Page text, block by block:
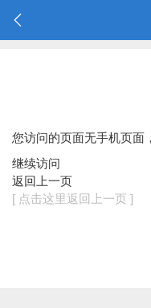
您访问的页面无手机页面
继续访问
返回上一页
[ 点击这里返回上一页 ]